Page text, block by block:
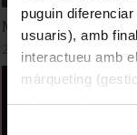
puguin
usuaris), amb
interactueu amb
màrqueting
adequant-la en
Máster
27 Abril, 2015